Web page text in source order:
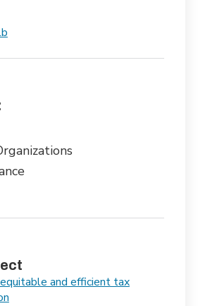
and efficient tax